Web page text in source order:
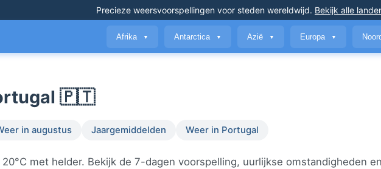
Precieze weersvoorspellingen voor steden wereldwijd. Bekijk alle
Afrika ▼ Antarctica ▼ Azië ▼ Europa ▼
🇵🇹
in augustus Jaargemiddelden Weer in Portugal
met helder. Bekijk de 7-dagen voorspelling, uurlijkse omstandigheden en